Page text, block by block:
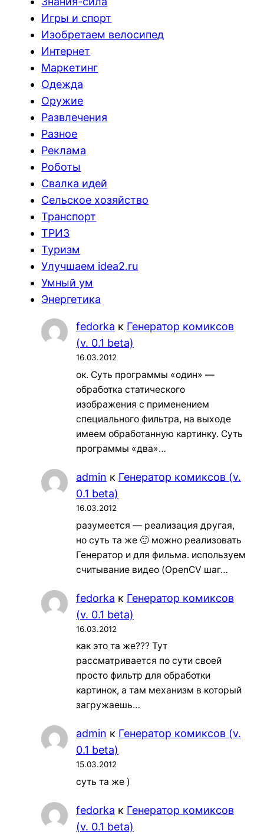
Игры и спорт
Изобретаем велосипед
Интернет
Маркетинг
Одежда
Оружие
Развлечения
Разное
Реклама
Роботы
Свалка идей
Сельское хозяйство
Транспорт
ТРИЗ
Туризм
Улучшаем idea2.ru
Умный ум
Энергетика
fedorka к Генератор комиксов
(v. 0.1 beta)
16.03.2012
ок. Суть программы «один» —
обработка статического
изображения с применением
специального фильтра, на выходе
имеем обработанную картинку. Суть
программы «два»…
admin к Генератор комиксов (v.
0.1 beta)
16.03.2012
разумеется — реализация другая,
но суть та же 🙂 можно реализовать
Генератор и для фильма. используем
считывание видео (OpenCV шаг…
fedorka к Генератор комиксов
(v. 0.1 beta)
16.03.2012
как это та же??? Тут
рассматривается по сути своей
просто фильтр для обработки
картинок, а там механизм в который
загружаешь…
admin к Генератор комиксов (v.
0.1 beta)
15.03.2012
суть та же )
fedorka к Генератор комиксов
(v. 0.1 beta)